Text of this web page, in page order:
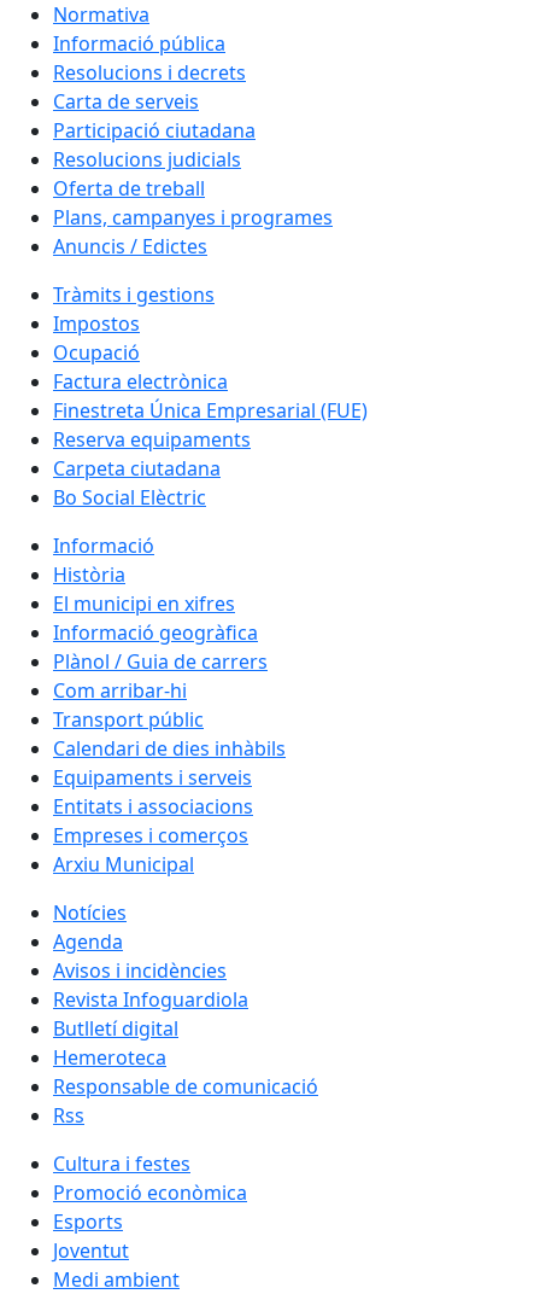
Normativa
Informació pública
Resolucions i decrets
Carta de serveis
Participació ciutadana
Resolucions judicials
Oferta de treball
Plans, campanyes i programes
Anuncis / Edictes
Tràmits i gestions
Impostos
Ocupació
Factura electrònica
Finestreta Única Empresarial (FUE)
Reserva equipaments
Carpeta ciutadana
Bo Social Elèctric
Informació
Història
El municipi en xifres
Informació geogràfica
Plànol / Guia de carrers
Com arribar-hi
Transport públic
Calendari de dies inhàbils
Equipaments i serveis
Entitats i associacions
Empreses i comerços
Arxiu Municipal
Notícies
Agenda
Avisos i incidències
Revista Infoguardiola
Butlletí digital
Hemeroteca
Responsable de comunicació
Rss
Cultura i festes
Promoció econòmica
Esports
Joventut
Medi ambient